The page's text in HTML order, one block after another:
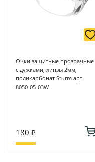
Очки защитные прозрачные
с дужками, линзы 2мм,
поликарбонат Sturm арт.
8050-05-03W
180 ₽